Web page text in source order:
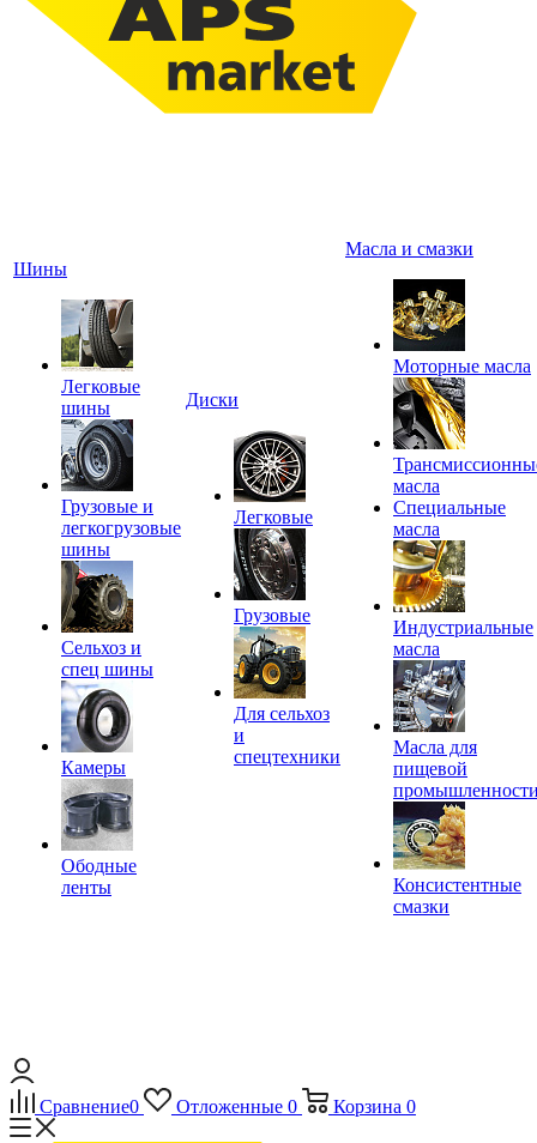
Шины
Легковые
шины
Грузовые и
легкогрузовые
шины
Сельхоз и
спец шины
Камеры
Ободные
ленты
Диски
Легковые
Грузовые
Для сельхоз
и
спецтехники
Масла и смазки
Моторные масла
масла
Специальные
масла
Индустриальные
масла
Масла для
пищевой
Консистентные
смазки
Сравнение0 Отложенные 0 Корзина 0